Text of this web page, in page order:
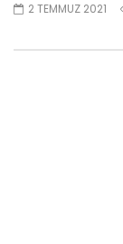
2 TEMMUZ 2021